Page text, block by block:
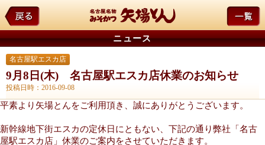
ニュース
名古屋駅エスカ店
9月8日(木) 名古屋駅エスカ店休業のお知らせ
投稿日時：2016-09-08
平素より矢場とんをご利用頂き、誠にありがとうございます。
新幹線地下街エスカの定休日にともない、下記の通り弊社「名古
屋駅エスカ店」休業のご案内をさせていただきます。